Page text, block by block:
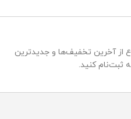
از آخرین تخفیف‌ها و جدیدترین
ثبت‌نام کنید.